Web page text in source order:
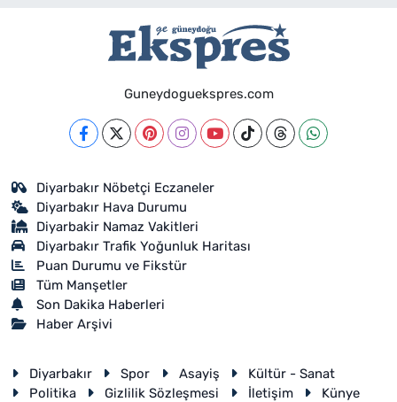
Guneydoguekspres.com
Diyarbakır Nöbetçi Eczaneler
Diyarbakır Hava Durumu
Diyarbakir Namaz Vakitleri
Diyarbakır Trafik Yoğunluk Haritası
Puan Durumu ve Fikstür
Tüm Manşetler
Son Dakika Haberleri
Haber Arşivi
Diyarbakır Spor Asayiş
Kültür - Sanat
Politika
Gizlilik Sözleşmesi İletişim Künye